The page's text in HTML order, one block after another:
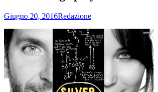
Giugno 20, 2016Redazione